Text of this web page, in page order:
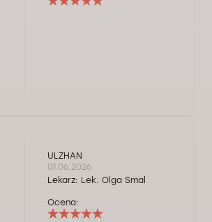
ULZHAN
01.06.2026
Lekarz: Lek. Olga Smal
Ocena: